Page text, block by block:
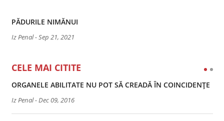
PĂDURILE NIMĂNUI
Iz Penal-Sep 21, 2021
CELE MAI CITITE
ORGANELE ABILITATE NU POT SĂ CREADĂ ÎN COINCIDENȚE
Iz Penal-Dec 09, 2016